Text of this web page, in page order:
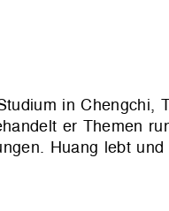
in Chengchi,
er Themen
Huang lebt